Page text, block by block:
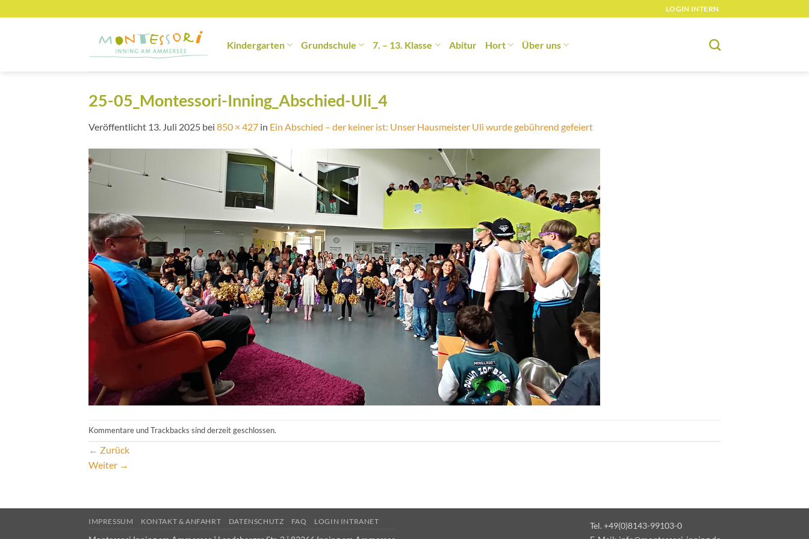
LOGIN INTERN
Kindergarten Grundschule 7. – 13. Klasse Abitur Hort Über uns
25-05_Montessori-Inning_Abschied-Uli_4
Veröffentlicht 13. Juli 2025 bei 850 × 427 in Ein Abschied – der keiner ist: Unser Hausmeister Uli wurde gebührend gefeiert
Kommentare und Trackbacks sind derzeit geschlossen.
← Zurück
Weiter →
Tel. +49(0)8143-99103-0
IMPRESSUM KONTAKT & ANFAHRT DATENSCHUTZ FAQ LOGIN INTRANET